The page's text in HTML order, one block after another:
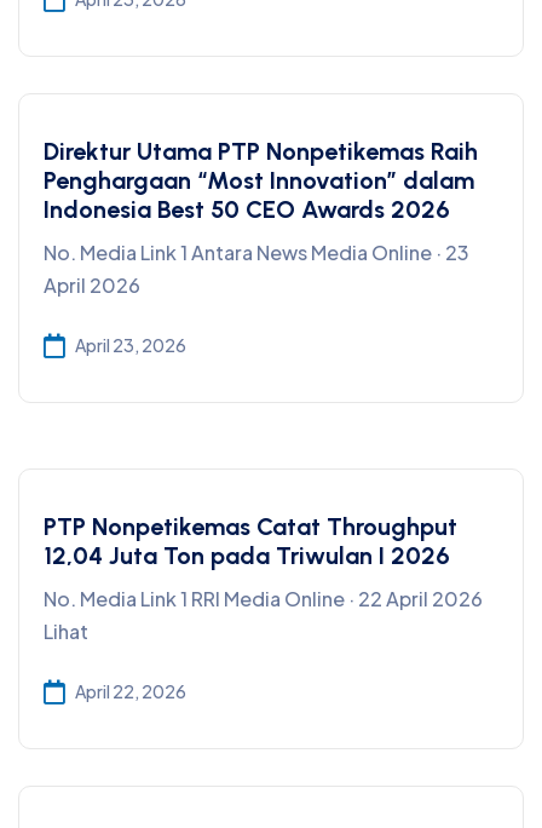
Direktur Utama PTP Nonpetikemas Raih
Penghargaan “Most Innovation” dalam
Indonesia Best 50 CEO Awards 2026
No. Media Link 1 Antara News Media Online · 23
April 2026
April 23, 2026
PTP Nonpetikemas Catat Throughput
12,04 Juta Ton pada Triwulan I 2026
No. Media Link 1 RRI Media Online · 22 April 2026
Lihat
April 22, 2026